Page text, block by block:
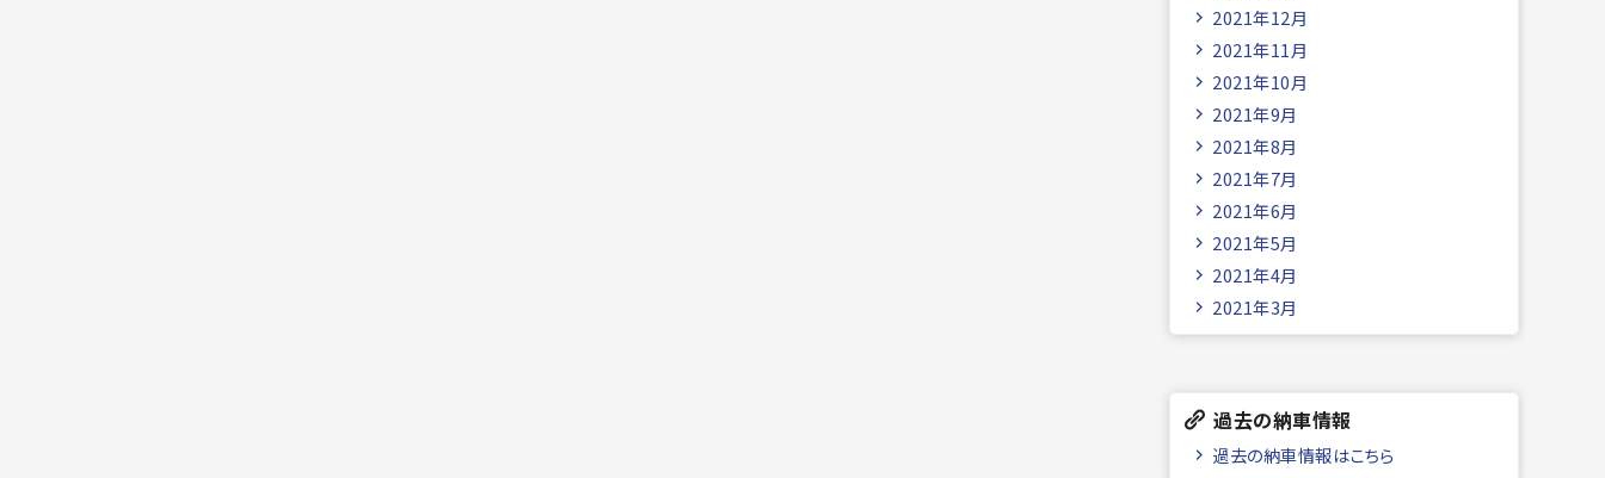
2021年12月
2021年11月
2021年10月
2021年9月
2021年8月
2021年7月
2021年6月
2021年5月
2021年4月
2021年3月
過去の納車情報
過去の納車情報はこちら